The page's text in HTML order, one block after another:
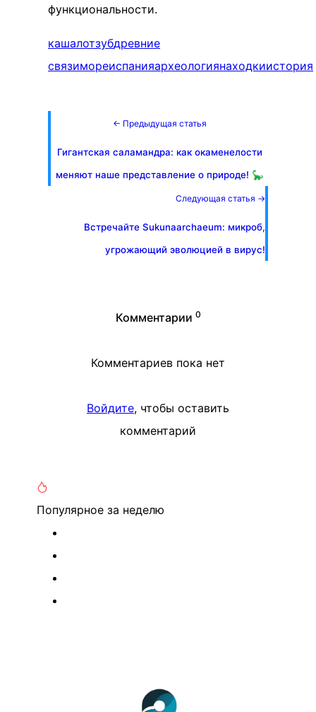
функциональности.
кашалотзубдревние
связимореиспанияархеологиянаходкиистория
← Предыдущая статья
Гигантская саламандра: как окаменелости
меняют наше представление о природе! 🦕
Следующая статья →
Встречайте Sukunaarchaeum: микроб,
угрожающий эволюцией в вирус!
Комментарии 0
Комментариев пока нет
Войдите, чтобы оставить
комментарий
Популярное за неделю